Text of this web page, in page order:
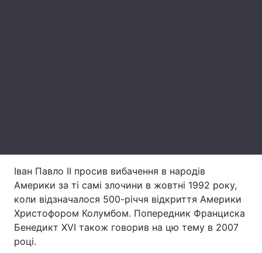
Відео з Youtube Статті
Інтерв'ю Думки
Архів Вакансії
Іван Павло II просив вибачення в народів
Америки за ті самі злочини в жовтні 1992 року,
коли відзначалося 500-річчя відкриття Америки
Христофором Колумбом. Попередник Франциска
Бенедикт XVI також говорив на цю тему в 2007
році.